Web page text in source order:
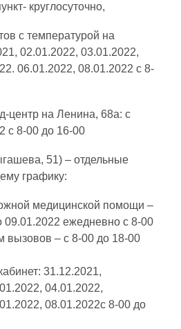
круглосуточно,
с температурой на
02.01.2022, 03.01.2022,
06.01.2022, 08.01.2022 с 8-
центр на Ленина, 68а: с
с 8-00 до 16-00
51) – отдельные
графику:
медицинской помощи –
09.01.2022 ежедневно с 8-00
вызовов – с 8-00 до 18-00
31.12.2021,
04.01.2022,
08.01.2022с 8-00 до